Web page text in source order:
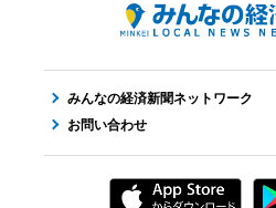
みんなの経済新聞ネットワーク
お問い合わせ